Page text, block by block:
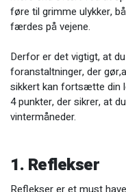
føre til grimme ulykker,
færdes på vejene.
Derfor er det vigtigt, at
foranstaltninger, der
sikkert kan fortsætte din
4 punkter, der sikrer, at
vintermåneder.
1. Reflekser